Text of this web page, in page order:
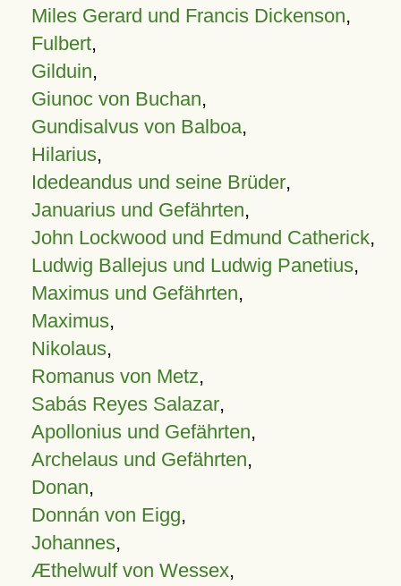
Miles Gerard und Francis Dickenson,
Fulbert,
Gilduin,
Giunoc von Buchan,
Gundisalvus von Balboa,
Hilarius,
Idedeandus und seine Brüder,
Januarius und Gefährten,
John Lockwood und Edmund Catherick,
Ludwig Ballejus und Ludwig Panetius,
Maximus und Gefährten,
Maximus,
Nikolaus,
Romanus von Metz,
Sabás Reyes Salazar,
Apollonius und Gefährten,
Archelaus und Gefährten,
Donan,
Donnán von Eigg,
Johannes,
Æthelwulf von Wessex,